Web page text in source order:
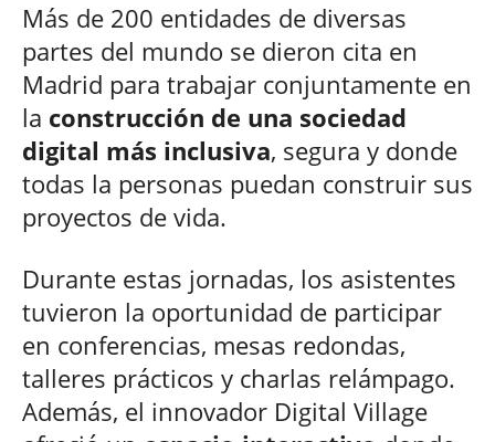
Más de 200 entidades de diversas
partes del mundo se dieron cita en
Madrid para trabajar conjuntamente en
la construcción de una sociedad
digital más inclusiva, segura y donde
todas la personas puedan construir sus
proyectos de vida.
Durante estas jornadas, los asistentes
tuvieron la oportunidad de participar
en conferencias, mesas redondas,
talleres prácticos y charlas relámpago.
Además, el innovador Digital Village